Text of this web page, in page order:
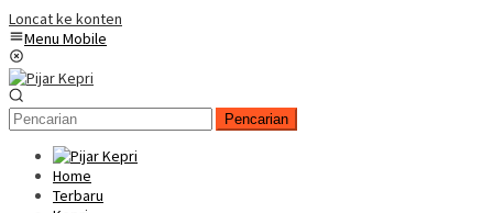
Loncat ke konten
Menu Mobile
Pencarian
Home
Terbaru